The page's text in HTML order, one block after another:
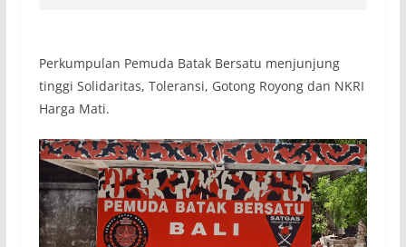
Perkumpulan Pemuda Batak Bersatu menjunjung
tinggi Solidaritas, Toleransi, Gotong Royong dan NKRI
Harga Mati.